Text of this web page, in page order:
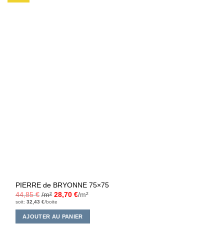
PIERRE de BRYONNE 75×75
44,85€ /m² 28,70€/m²
soit:32,43€/boite
AJOUTER AU PANIER